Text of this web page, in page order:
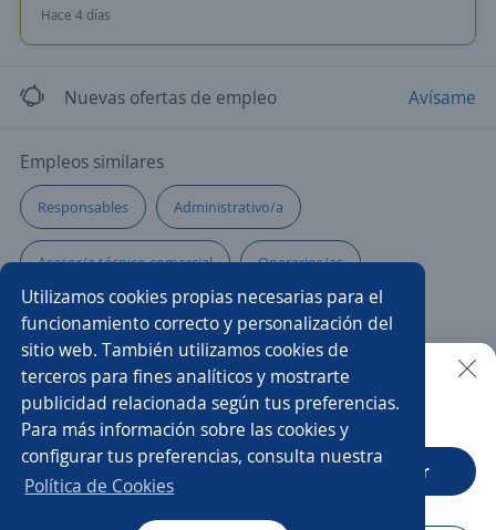
Utilizamos cookies propias necesarias para el
funcionamiento correcto y personalización del
sitio web. También utilizamos cookies de
terceros para fines analíticos y mostrarte
publicidad relacionada según tus preferencias.
Para más información sobre las cookies y
configurar tus preferencias, consulta nuestra
Política de Cookies
Hace 4 días
Nuevas ofertas de empleo Avísame
Empleos similares
Responsables Administrativo/a
Asesor/a técnico comercial Operarios/as
Jefe/a de logística Operarios de producción
Administrativo logística Call center
Gerente de sucursal Administrativo seguros
Pintor/a Mantenimientos
Buscar es más fácil en la app
CT App Abrir